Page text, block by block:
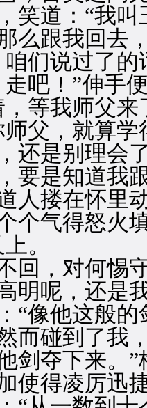
笑道：“我
么跟我回去
们说过了
吧！”伸手
等我师父
父，就算
还是别理会
要是知道我
人搂在怀里
个气得怒火
。
，对何惕守
明呢，还是
“像他这般
而碰到了我
剑夺下来。
使得凌厉迅